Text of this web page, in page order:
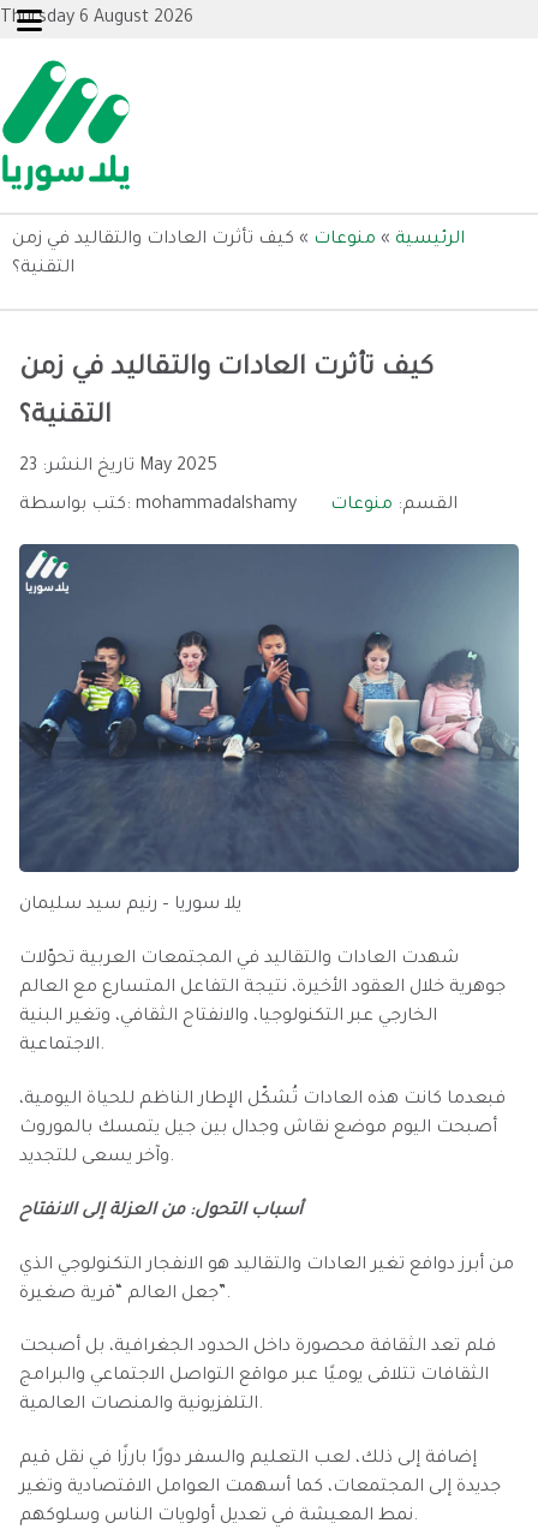
Thursday 6 August 2026
الرئيسية » منوعات » كيف تأثرت العادات والتقاليد في زمن
التقنية؟
كيف تأثرت العادات والتقاليد في زمن
التقنية؟
تاريخ النشر: 23 May 2025
كتب بواسطة: mohammadalshamy القسم: منوعات
يلا سوريا – رنيم سيد سليمان
شهدت العادات والتقاليد في المجتمعات العربية تحوّلات
جوهرية خلال العقود الأخيرة، نتيجة التفاعل المتسارع مع العالم
الخارجي عبر التكنولوجيا، والانفتاح الثقافي، وتغير البنية
الاجتماعية.
فبعدما كانت هذه العادات تُشكّل الإطار الناظم للحياة اليومية،
أصبحت اليوم موضع نقاش وجدال بين جيل يتمسك بالموروث
وآخر يسعى للتجديد.
أسباب التحول: من العزلة إلى الانفتاح
من أبرز دوافع تغير العادات والتقاليد هو الانفجار التكنولوجي الذي
جعل العالم “قرية صغيرة”.
فلم تعد الثقافة محصورة داخل الحدود الجغرافية، بل أصبحت
الثقافات تتلاقى يوميًا عبر مواقع التواصل الاجتماعي والبرامج
التلفزيونية والمنصات العالمية.
إضافة إلى ذلك، لعب التعليم والسفر دورًا بارزًا في نقل قيم
جديدة إلى المجتمعات، كما أسهمت العوامل الاقتصادية وتغير
نمط المعيشة في تعديل أولويات الناس وسلوكهم.